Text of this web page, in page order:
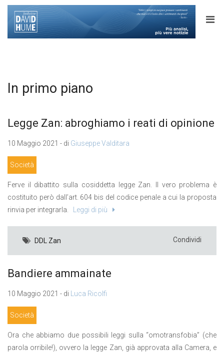
In primo piano
Legge Zan: abroghiamo i reati di opinione
10 Maggio 2021 - di Giuseppe Valditara
Società
Ferve il dibattito sulla cosiddetta legge Zan. Il vero problema è
costituito però dall’art. 604 bis del codice penale a cui la proposta
rinvia per integrarla.
Leggi di più
DDL Zan Condividi
Bandiere ammainate
10 Maggio 2021 - di Luca Ricolfi
Società
Ora che abbiamo due possibili leggi sulla “omotransfobia” (che
parola orribile!), ovvero la legge Zan, già approvata alla Camera, e